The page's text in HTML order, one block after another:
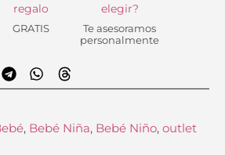
regalo
GRATIS
elegir?
Te asesoramos
personalmente
, Bebé Niña, Bebé Niño, outlet